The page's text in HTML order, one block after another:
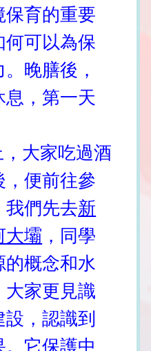
育的重要
可以為保
晚膳後，
，第一天
大家吃過酒
便前往參
我們先去新
大壩 ，同學
概念和水
家更見識
，認識到